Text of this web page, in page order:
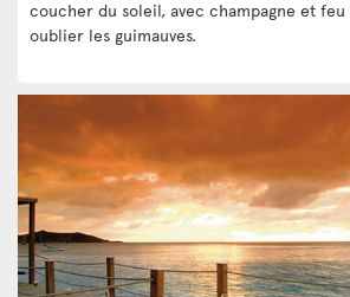
coucher du soleil, avec champagne et feu
oublier les guimauves.